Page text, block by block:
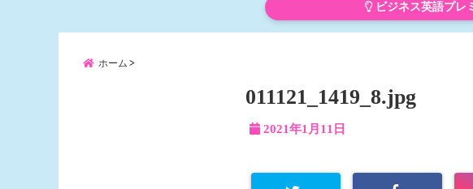
ビジネス英語プレ
ホーム
011121_1419_8.jpg
2021年1月11日